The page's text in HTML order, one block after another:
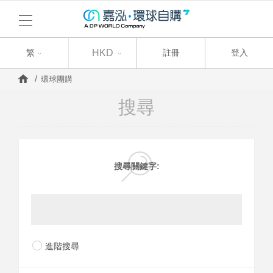
繁 HKD 註冊 登入
環球團購
搜尋
搜尋關鍵字:
進階搜尋